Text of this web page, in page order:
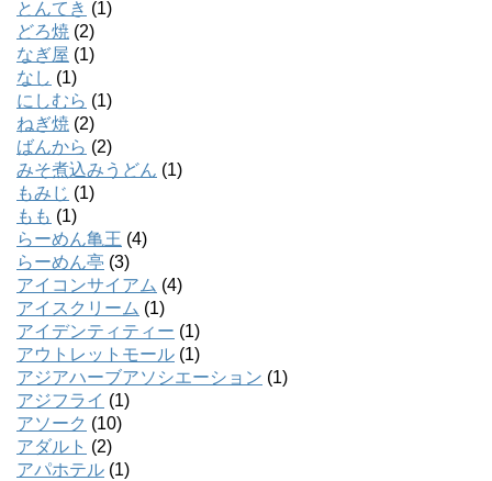
とんてき (1)
どろ焼 (2)
なぎ屋 (1)
なし (1)
にしむら (1)
ねぎ焼 (2)
ばんから (2)
みそ煮込みうどん (1)
もみじ (1)
もも (1)
らーめん亀王 (4)
らーめん亭 (3)
アイコンサイアム (4)
アイスクリーム (1)
アイデンティティー (1)
アウトレットモール (1)
アジアハーブアソシエーション (1)
アジフライ (1)
アソーク (10)
アダルト (2)
アパホテル (1)